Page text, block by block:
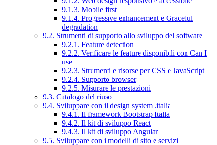
9.1.3. Mobile first
9.1.4. Progressive enhancement e Graceful
degradation
9.2. Strumenti di supporto allo sviluppo del software
9.2.1. Feature detection
9.2.2. Verificare le feature disponibili con Can I
use
9.2.3. Strumenti e risorse per CSS e JavaScript
9.2.4. Supporto browser
9.2.5. Misurare le prestazioni
9.3. Catalogo del riuso
9.4. Sviluppare con il design system .italia
9.4.1. Il framework Bootstrap Italia
9.4.2. Il kit di sviluppo React
9.4.3. Il kit di sviluppo Angular
9.5. Sviluppare con i modelli di sito e servizi